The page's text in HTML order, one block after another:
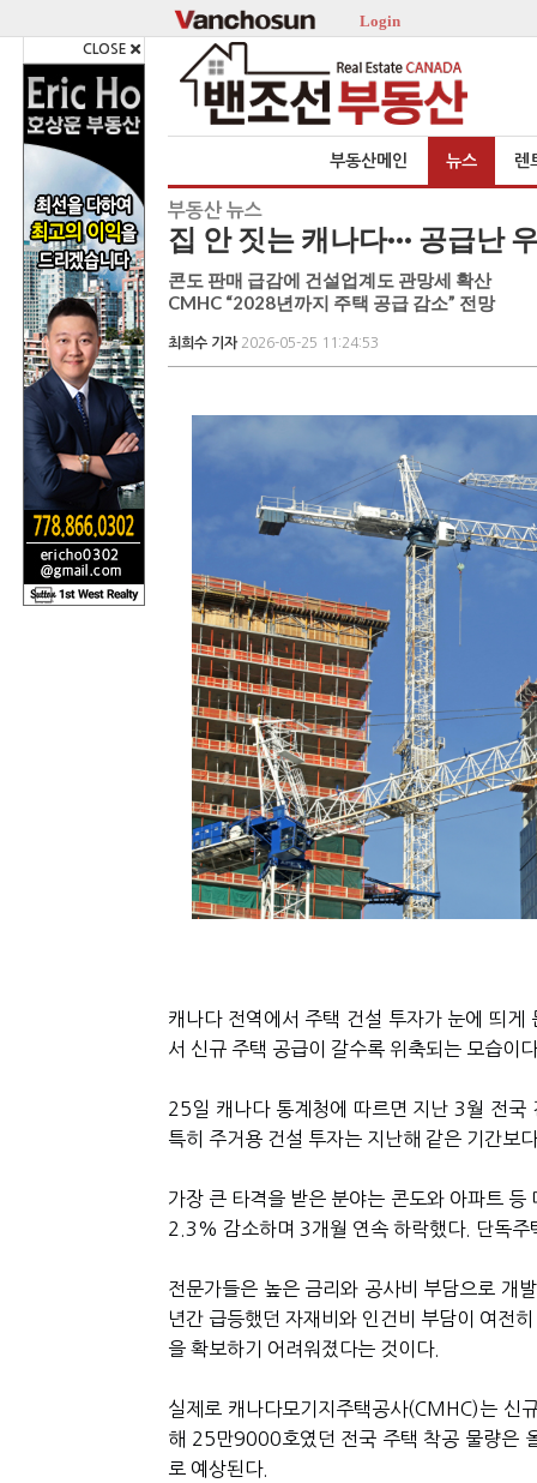
Login
부동산메인 뉴스 렌
CLOSE
부동산 뉴스
집 안 짓는 캐나다··· 공급난
콘도 판매 급감에 건설업계도 관망세 확산
CMHC “2028년까지 주택 공급 감소” 전망
최희수 기자 2026-05-25 11:24:53
캐나다 전역에서 주택 건설 투자가 눈에 띄
서 신규 주택 공급이 갈수록 위축되는 모습이
25일 캐나다 통계청에 따르면 지난 3월 전
특히 주거용 건설 투자는 지난해 같은 기간
가장 큰 타격을 받은 분야는 콘도와 아파트
2.3% 감소하며 3개월 연속 하락했다. 단독
전문가들은 높은 금리와 공사비 부담으로 개
년간 급등했던 자재비와 인건비 부담이 여전
을 확보하기 어려워졌다는 것이다.
실제로 캐나다모기지주택공사(CMHC)는 신
해 25만9000호였던 전국 주택 착공 물량은
로 예상된다.